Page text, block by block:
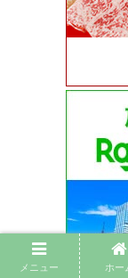
メニュー ホー